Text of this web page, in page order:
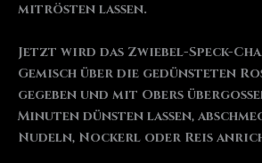
mitrösten lassen.
Jetzt wird das Zwiebel-Speck-
Gemisch über die gedünsteten
gegeben und mit Obers
Minuten dünsten lassen,
Nudeln, Nockerl oder Reis